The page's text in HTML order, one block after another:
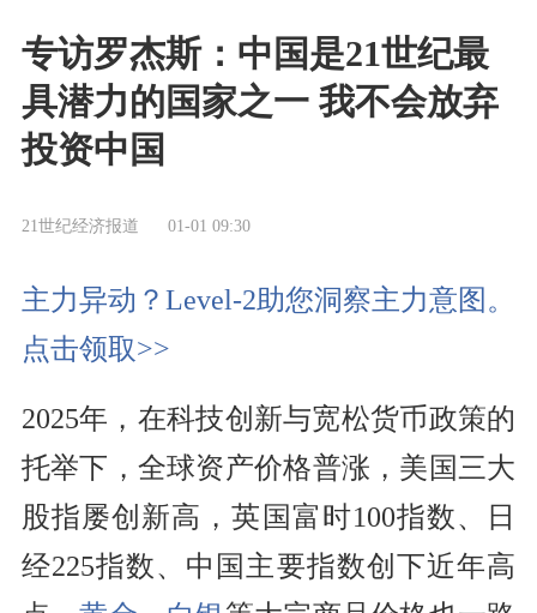
专访罗杰斯：中国是21世纪最
具潜力的国家之一 我不会放弃
投资中国
21世纪经济报道 01-01 09:30
主力异动？Level-2助您洞察主力意图。
点击领取>>
2025年，在科技创新与宽松货币政策的
托举下，全球资产价格普涨，美国三大
股指屡创新高，英国富时100指数、日
经225指数、中国主要指数创下近年高